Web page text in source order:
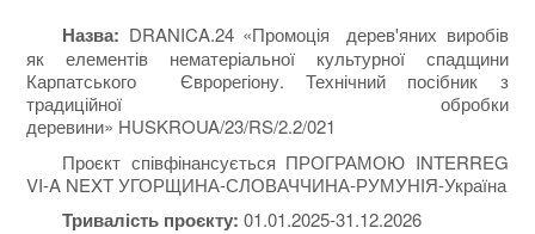
Назва: DRANICA.24 «Промоція дерев'яних виробів
як елементів нематеріальної культурної спадщини
Карпатського Єврорегіону. Технічний посібник з
традиційної обробки
деревини» HUSKROUA/23/RS/2.2/021
Проєкт співфінансується ПРОГРАМОЮ INTERREG
VI-A NEXT УГОРЩИНА-СЛОВАЧЧИНА-РУМУНІЯ-Україна
Тривалість проєкту: 01.01.2025-31.12.2026